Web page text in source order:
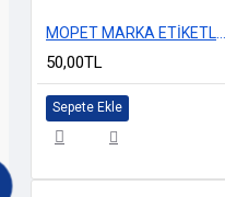
50,00TL
Sepete Ekle